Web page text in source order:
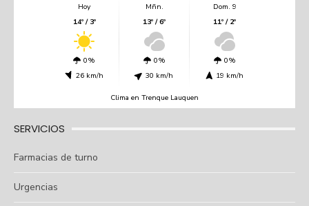
Hoy
14º / 3º
0%
26 km/h
Mñn.
13º / 6º
0%
30 km/h
Dom. 9
11º / 2º
0%
19 km/h
Clima en Trenque Lauquen
SERVICIOS
Farmacias de turno
Urgencias